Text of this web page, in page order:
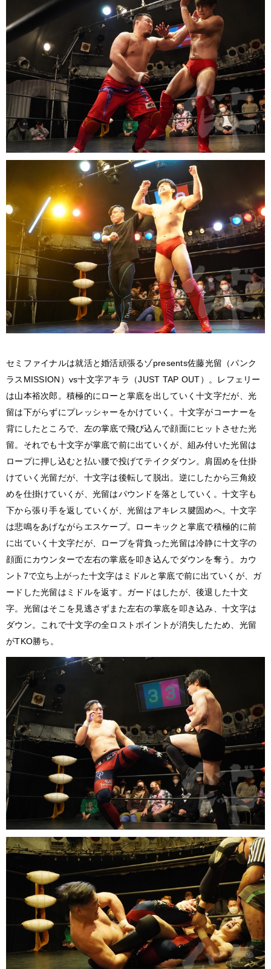
セミファイナルは就活と婚活頑張るゾpresents佐藤光留（パンク
ラスMISSION）vs十文字アキラ（JUST TAP OUT）。レフェリー
は山本裕次郎。積極的にローと掌底を出していく十文字だが、光
留は下がらずにプレッシャーをかけていく。十文字がコーナーを
背にしたところで、左の掌底で飛び込んで顔面にヒットさせた光
留。それでも十文字が掌底で前に出ていくが、組み付いた光留は
ロープに押し込むと払い腰で投げてテイクダウン。肩固めを仕掛
けていく光留だが、十文字は後転して脱出。逆にしたから三角絞
めを仕掛けていくが、光留はパウンドを落としていく。十文字も
下から張り手を返していくが、光留はアキレス腱固めへ。十文字
は悲鳴をあげながらエスケープ。ローキックと掌底で積極的に前
に出ていく十文字だが、ロープを背負った光留は冷静に十文字の
顔面にカウンターで左右の掌底を叩き込んでダウンを奪う。カウ
ント7で立ち上がった十文字はミドルと掌底で前に出ていくが、ガ
ードした光留はミドルを返す。ガードはしたが、後退した十文
字。光留はそこを見逃さずまた左右の掌底を叩き込み、十文字は
ダウン。これで十文字の全ロストポイントが消失したため、光留
がTKO勝ち。